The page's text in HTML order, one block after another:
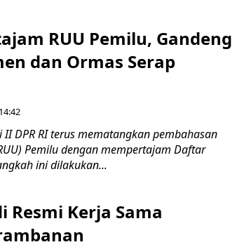
RUU Pemilu, Gandeng
dan Ormas Serap
II DPR RI terus mematangkan pembahasan
Pemilu dengan mempertajam Daftar
ini dilakukan...
Resmi Kerja Sama